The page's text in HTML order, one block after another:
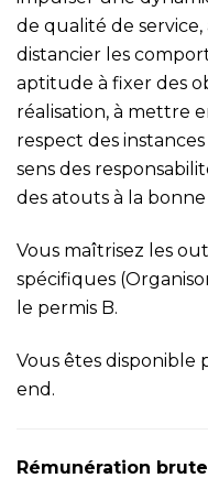
de qualité de
distancier les
aptitude à fixer des
réalisation, à mettre
respect des
sens des
des atouts à la bonne
Vous maîtrisez les
spécifiques
le permis B.
Vous êtes
end.
Rémunération